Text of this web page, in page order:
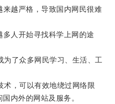
越严格，导致国内网民很难
人开始寻找科学上网的途
了众多网民学习、生活、工
，可以有效地绕过网络限
内外的网站及服务。